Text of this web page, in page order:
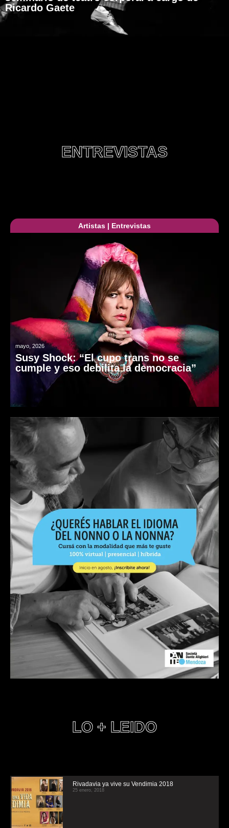
Ricardo Gaete
ENTREVISTAS
Artistas | Entrevistas
mayo, 2026
Susy Shock: “El cupo trans no se
cumple y eso debilita la democracia”
LO + LEIDO
Rivadavia ya vive su Vendimia 2018
25 enero, 2018